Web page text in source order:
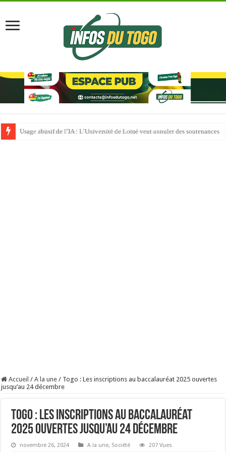
Usage abusif de l’IA : L’Université de Lomé veut annuler des soutenances
Accueil / A la une / Togo : Les inscriptions au baccalauréat 2025 ouvertes
jusqu’au 24 décembre
Togo : Les inscriptions au baccalauréat
2025 ouvertes jusqu’au 24 décembre
novembre 26, 2024 A la une, Société 207 Vues